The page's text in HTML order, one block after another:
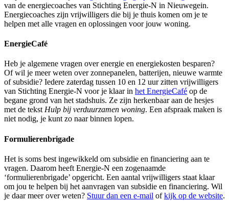
van de energiecoaches van Stichting Energie-N in Nieuwegein.
Energiecoaches zijn vrijwilligers die bij je thuis komen om je te
helpen met alle vragen en oplossingen voor jouw woning.
EnergieCafé
Heb je algemene vragen over energie en energiekosten besparen?
Of wil je meer weten over zonnepanelen, batterijen, nieuwe warmte
of subsidie? Iedere zaterdag tussen 10 en 12 uur zitten vrijwilligers
van Stichting Energie-N voor je klaar in het EnergieCafé op de
begane grond van het stadshuis. Ze zijn herkenbaar aan de hesjes
met de tekst Hulp bij verduurzamen woning. Een afspraak maken is
niet nodig, je kunt zo naar binnen lopen.
Formulierenbrigade
Het is soms best ingewikkeld om subsidie en financiering aan te
vragen. Daarom heeft Energie-N een zogenaamde
‘formulierenbrigade’ opgericht. Een aantal vrijwilligers staat klaar
om jou te helpen bij het aanvragen van subsidie en financiering. Wil
je daar meer over weten? Stuur dan een e-mail ofkijk op de website.